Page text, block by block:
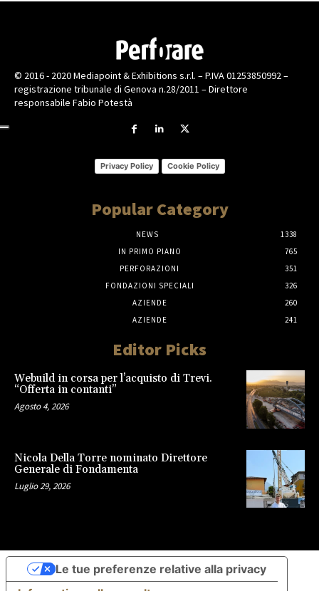
© 2016 - 2020 Mediapoint & Exhibitions s.r.l. – P.IVA 01253850992 –
registrazione tribunale di Genova n.28/2011 – Direttore
responsabile Fabio Potestà
Privacy Policy Cookie Policy
Popular Category
NEWS
1338
IN PRIMO PIANO
765
PERFORAZIONI
351
FONDAZIONI SPECIALI
326
AZIENDE
260
AZIENDE
241
Editor Picks
Webuild in corsa per l’acquisto di Trevi.
“Offerta in contanti”
Agosto 4, 2026
Nicola Della Torre nominato Direttore
Generale di Fondamenta
Luglio 29, 2026
Le tue preferenze relative alla privacy